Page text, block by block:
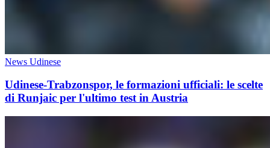
News Udinese
Udinese-Trabzonspor, le formazioni ufficiali: le scelte
di Runjaic per l'ultimo test in Austria